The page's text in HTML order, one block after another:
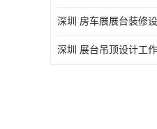
深圳 展台吊顶设计工